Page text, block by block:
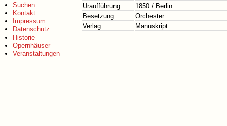
Suchen
Kontakt
Impressum
Datenschutz
Historie
Opernhäuser
Veranstaltungen
Uraufführung:
1850 / Berlin
Besetzung:
Orchester
Verlag:
Manuskript